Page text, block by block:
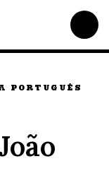
PORTUGUÊS